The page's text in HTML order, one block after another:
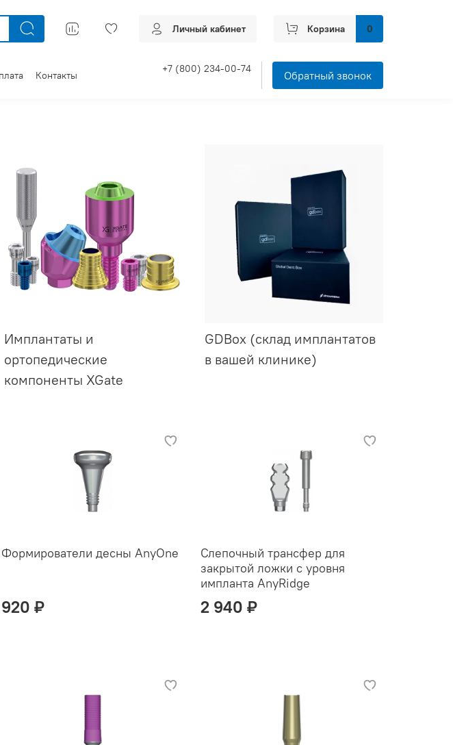
Личный кабинет Корзина 0
Контакты
+7 (800) 234-00-74 Обратный звонок
Имплантаты и
ортопедические
компоненты XGate
GDBox (склад имплантатов
в вашей клинике)
Формирователи десны AnyOne
920 ₽
Слепочный трансфер для
закрытой ложки с уровня
импланта AnyRidge
2 940 ₽